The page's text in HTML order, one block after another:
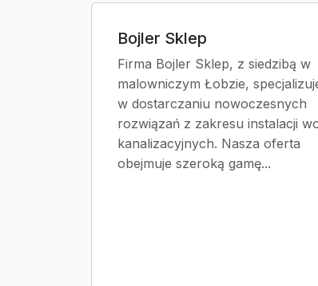
Bojler Sklep
Firma Bojler Sklep, z siedzibą w
malowniczym Łobzie,
w dostarczaniu nowoczesnych
rozwiązań z zakresu instalacji
kanalizacyjnych. Nasza oferta
obejmuje szeroką gamę...